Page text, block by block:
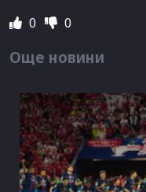
0 0
Още новини